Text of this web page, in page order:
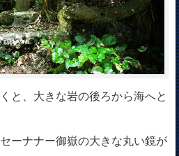
と、大きな岩の後ろから海へと
ーナナー御嶽の大きな丸い鏡が